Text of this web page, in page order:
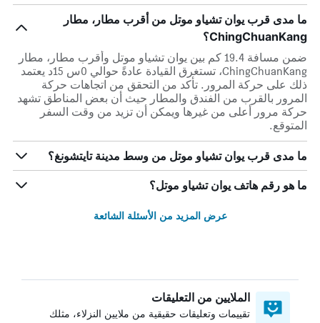
ما مدى قرب يوان تشياو موتل من أقرب مطار، مطار
ChingChuanKang؟
ضمن مسافة 19.4 كم بين يوان تشياو موتل وأقرب مطار، مطار
ChingChuanKang، تستغرق القيادة عادةً حوالي 0س 15د يعتمد
ذلك على حركة المرور. تأكد من التحقق من اتجاهات حركة
المرور بالقرب من الفندق والمطار حيث أن بعض المناطق تشهد
حركة مرور أعلى من غيرها ويمكن أن تزيد من وقت السفر
المتوقع.
ما مدى قرب يوان تشياو موتل من وسط مدينة تايتشونغ؟
ما هو رقم هاتف يوان تشياو موتل؟
عرض المزيد من الأسئلة الشائعة
الملايين من التعليقات
تقييمات وتعليقات حقيقية من ملايين النزلاء، مثلك